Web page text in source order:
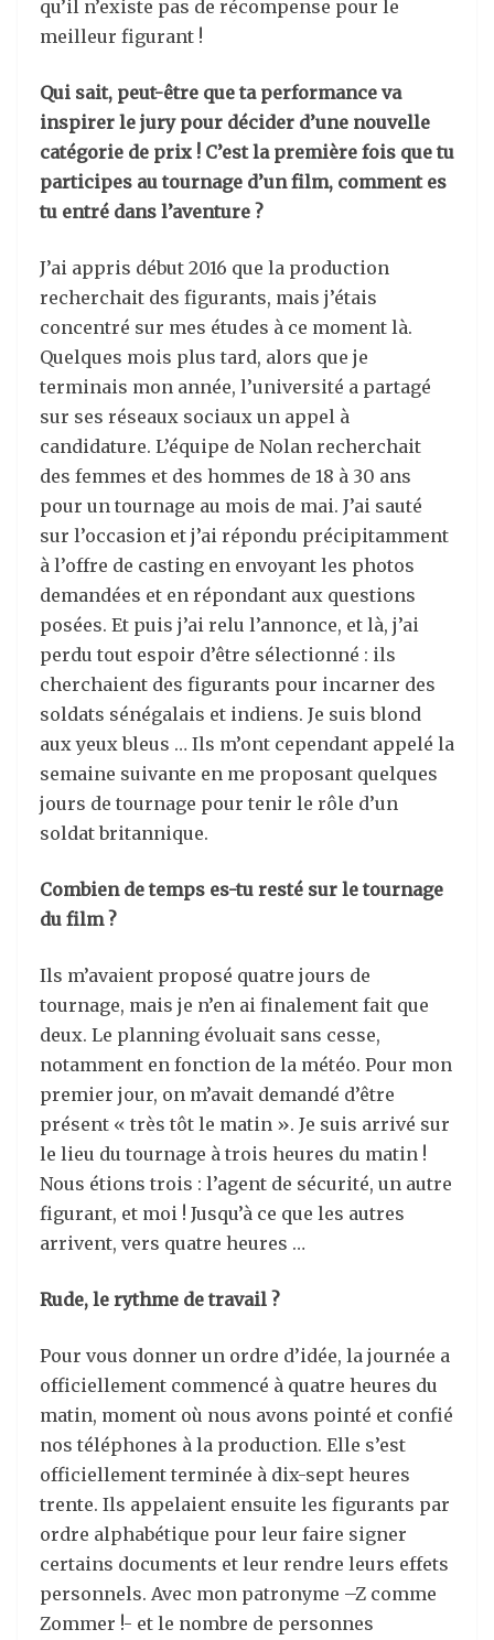
qu’il n’existe pas de récompense pour le
meilleur figurant !
Qui sait, peut-être que ta performance va
inspirer le jury pour décider d’une nouvelle
catégorie de prix ! C’est la première fois que tu
participes au tournage d’un film, comment es
tu entré dans l’aventure ?
J’ai appris début 2016 que la production
recherchait des figurants, mais j’étais
concentré sur mes études à ce moment là.
Quelques mois plus tard, alors que je
terminais mon année, l’université a partagé
sur ses réseaux sociaux un appel à
candidature. L’équipe de Nolan recherchait
des femmes et des hommes de 18 à 30 ans
pour un tournage au mois de mai. J’ai sauté
sur l’occasion et j’ai répondu précipitamment
à l’offre de casting en envoyant les photos
demandées et en répondant aux questions
posées. Et puis j’ai relu l’annonce, et là, j’ai
perdu tout espoir d’être sélectionné : ils
cherchaient des figurants pour incarner des
soldats sénégalais et indiens. Je suis blond
aux yeux bleus … Ils m’ont cependant appelé la
semaine suivante en me proposant quelques
jours de tournage pour tenir le rôle d’un
soldat britannique.
Combien de temps es-tu resté sur le tournage
du film ?
Ils m’avaient proposé quatre jours de
tournage, mais je n’en ai finalement fait que
deux. Le planning évoluait sans cesse,
notamment en fonction de la météo. Pour mon
premier jour, on m’avait demandé d’être
présent « très tôt le matin ». Je suis arrivé sur
le lieu du tournage à trois heures du matin !
Nous étions trois : l’agent de sécurité, un autre
figurant, et moi ! Jusqu’à ce que les autres
arrivent, vers quatre heures …
Rude, le rythme de travail ?
Pour vous donner un ordre d’idée, la journée a
officiellement commencé à quatre heures du
matin, moment où nous avons pointé et confié
nos téléphones à la production. Elle s’est
officiellement terminée à dix-sept heures
trente. Ils appelaient ensuite les figurants par
ordre alphabétique pour leur faire signer
certains documents et leur rendre leurs effets
personnels. Avec mon patronyme –Z comme
Zommer !- et le nombre de personnes